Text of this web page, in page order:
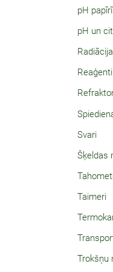
pH
pH un
Reaģenti
Svari
Šķeldas
Taimeri
Trokšņu